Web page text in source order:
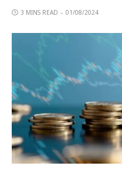
3 MINS READ 01/08/2024